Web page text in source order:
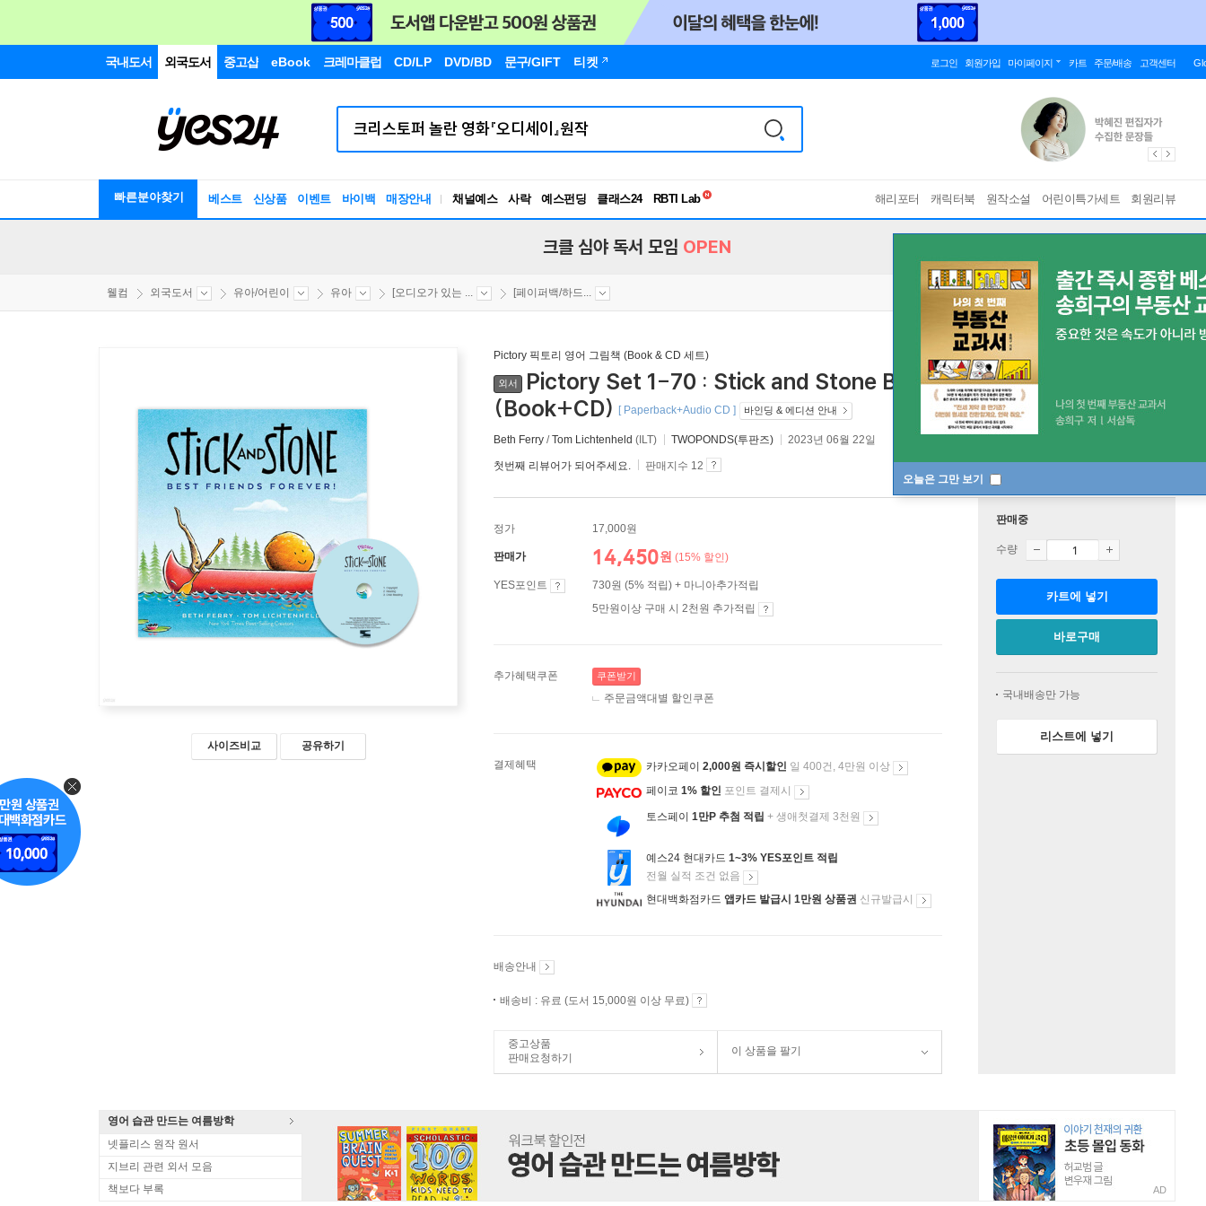
국내도서 외국도서 중고샵 eBook 크레마클럽 CD/LP DVD/BD 문구/GIFT 티켓 로그인 회원가입 마이페이지 카트 주문/배송 고객센터
빠른분야찾기 베스트 신상품 이벤트 바이백 매장안내 채널예스 사락 예스펀딩 클래스24
독서유형검사
해리포터 캐릭터북 원작소설 어린이특가세트 회원리뷰
오늘은 그만 보기
크클 심야 독서 모임 OPEN
웰컴 외국도서 유아/어린이 유아 [오디오가 있는 ... [페이퍼백/하드...
사이즈비교 공유하기
Pictory 픽토리 영어 그림책 (Book & CD 세트)
외서
Pictory Set 1-70 : Stick and Stone Best Friends Forever!
(Book+CD)
[ Paperback+Audio CD ] 바인딩 & 에디션 안내
Beth Ferry /Tom Lichtenheld (ILT) TWOPONDS(투판즈) 2023년 06월 22일
첫번째 리뷰어가 되어주세요. 판매지수 12
정가 17,000원
판매가 14,450원 (15% 할인)
YES포인트
730원 (5% 적립) + 마니아추가적립
5만원이상 구매 시 2천원 추가적립
추가혜택쿠폰 쿠폰받기
주문금액대별 할인쿠폰
결제혜택 카카오페이 2,000원 즉시할인 일 400건, 4만원 이상
페이코 1% 할인 포인트 결제시
토스페이 1만P 추첨 적립 + 생애첫결제 3천원
예스24 현대카드 1~3% YES포인트 적립
전월 실적 조건 없음
현대백화점카드 앱카드 발급시 1만원 상품권 신규발급시
배송안내
배송비 : 유료 (도서 15,000원 이상 무료)
중고상품
판매요청하기
이 상품을 팔기
판매중
수량
카트에 넣기
바로구매
국내배송만 가능
리스트에 넣기
영어 습관 만드는 여름방학
넷플리스 원작 원서
지브리 관련 외서 모음
책보다 부록
AD